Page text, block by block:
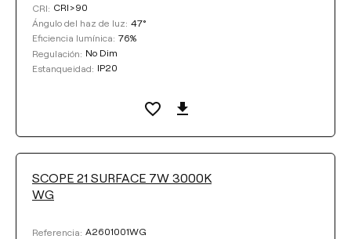
CRI: CRI>90
Ángulo del haz de luz: 47°
Eficiencia lumínica: 76%
Regulación: No Dim
Estanqueidad: IP20
SCOPE 21 SURFACE 7W 3000K
WG
Referencia: A2601001WG